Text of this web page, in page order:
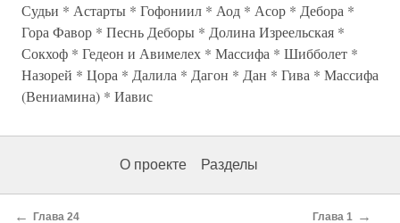
Судьи * Астарты * Гофониил * Аод * Асор * Дебора *
Гора Фавор * Песнь Деборы * Долина Изреельская *
Сокхоф * Гедеон и Авимелех * Массифа * Шибболет *
Назорей * Цора * Далила * Дагон * Дан * Гива * Массифа
(Вениамина) * Иавис
О проекте Разделы
← Глава 24 Глава 1 →